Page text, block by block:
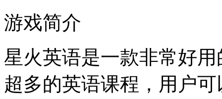
游戏简介
星火英语是一款非常好
超多的英语课程，用户